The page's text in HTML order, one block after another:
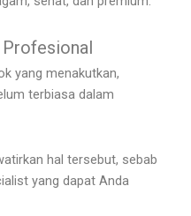
yang menakutkan,
terbiasa dalam
hal tersebut, sebab
yang dapat Anda